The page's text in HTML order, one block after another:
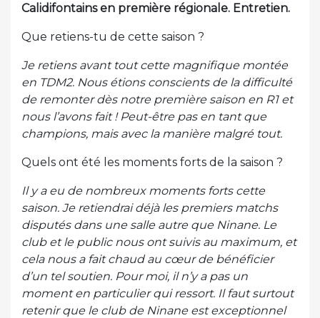
Calidifontains en première régionale. Entretien.
Que retiens-tu de cette saison ?
Je retiens avant tout cette magnifique montée
en TDM2. Nous étions conscients de la difficulté
de remonter dès notre première saison en R1 et
nous l’avons fait ! Peut-être pas en tant que
champions, mais avec la manière malgré tout.
Quels ont été les moments forts de la saison ?
Il y a eu de nombreux moments forts cette
saison. Je retiendrai déjà les premiers matchs
disputés dans une salle autre que Ninane. Le
club et le public nous ont suivis au maximum, et
cela nous a fait chaud au cœur de bénéficier
d’un tel soutien. Pour moi, il n’y a pas un
moment en particulier qui ressort. Il faut surtout
retenir que le club de Ninane est exceptionnel